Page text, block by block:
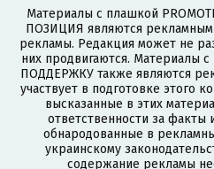
Материалы с плашкой
ПОЗИЦИЯ являются
рекламы. Редакция может не
них продвигаются. Материалы
ПОДДЕРЖКУ также являются
участвует в подготовке этого
высказанные в этих
ответственности за факты
обнародованные в
украинскому
содержание рекламы